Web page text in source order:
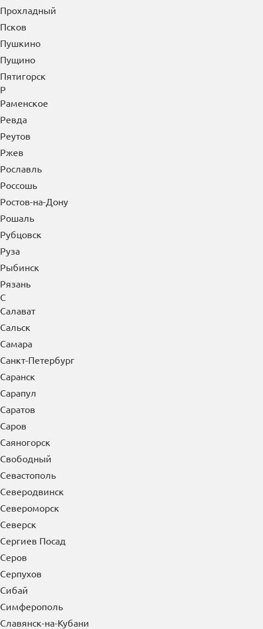
Прохладный
Псков
Пушкино
Пущино
Пятигорск
Р
Раменское
Ревда
Реутов
Ржев
Рославль
Россошь
Ростов-на-Дону
Рошаль
Рубцовск
Руза
Рыбинск
Рязань
С
Салават
Сальск
Самара
Санкт-Петербург
Саранск
Сарапул
Саратов
Саров
Саяногорск
Свободный
Севастополь
Северодвинск
Североморск
Северск
Сергиев Посад
Серов
Серпухов
Сибай
Симферополь
Славянск-на-Кубани